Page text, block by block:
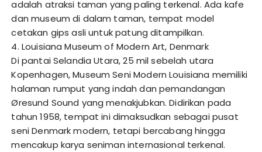
adalah atraksi taman yang paling terkenal. Ada kafe
dan museum di dalam taman, tempat model
cetakan gips asli untuk patung ditampilkan.
4. Louisiana Museum of Modern Art, Denmark
Di pantai Selandia Utara, 25 mil sebelah utara
Kopenhagen, Museum Seni Modern Louisiana memiliki
halaman rumput yang indah dan pemandangan
Øresund Sound yang menakjubkan. Didirikan pada
tahun 1958, tempat ini dimaksudkan sebagai pusat
seni Denmark modern, tetapi bercabang hingga
mencakup karya seniman internasional terkenal.